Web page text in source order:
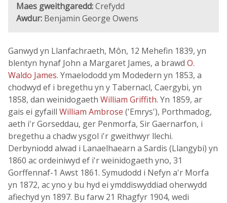
Maes gweithgaredd:Crefydd
Awdur: Benjamin George Owens
Ganwyd yn Llanfachraeth, Môn, 12 Mehefin 1839, yn
blentyn hynaf John a Margaret James, a brawd O.
Waldo James. Ymaelododd ym Modedern yn 1853, a
chodwyd ef i bregethu yn y Tabernacl, Caergybi, yn
1858, dan weinidogaeth William Griffith. Yn 1859, ar
gais ei gyfaill William Ambrose ('Emrys'), Porthmadog,
aeth i'r Gorseddau, ger Penmorfa, Sir Gaernarfon, i
bregethu a chadw ysgol i'r gweithwyr llechi.
Derbyniodd alwad i Lanaelhaearn a Sardis (Llangybi) yn
1860 ac ordeiniwyd ef i'r weinidogaeth yno, 31
Gorffennaf-1 Awst 1861. Symudodd i Nefyn a'r Morfa
yn 1872, ac yno y bu hyd ei ymddiswyddiad oherwydd
afiechyd yn 1897. Bu farw 21 Rhagfyr 1904, wedi